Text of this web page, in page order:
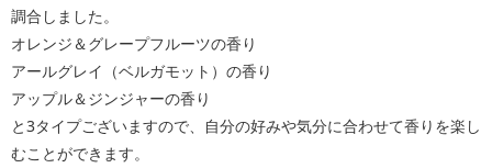
調合しました。
オレンジ＆グレープフルーツの香り
アールグレイ（ベルガモット）の香り
アップル＆ジンジャーの香り
と3タイプございますので、自分の好みや気分に合わせて香りを楽し
むことができます。